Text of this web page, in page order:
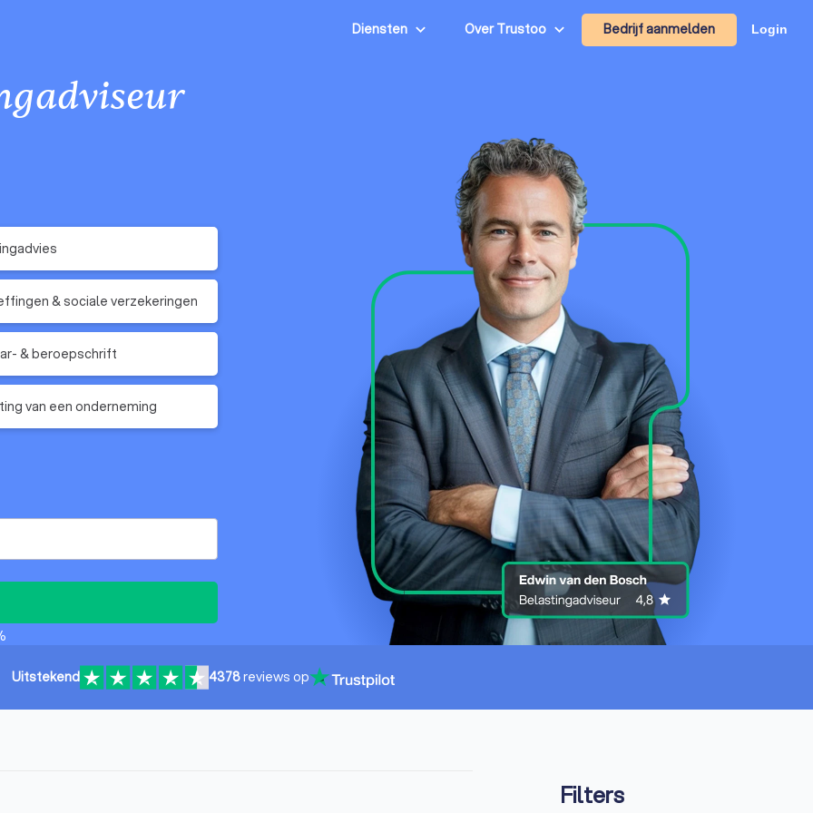
Diensten Over Trustoo Bedrijf aanmelden Login
& sociale verzekeringen
& beroepschrift
van een onderneming
Uitstekend 4378reviews op
Filters